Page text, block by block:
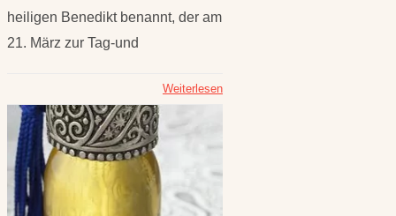
heiligen Benedikt benannt, der am
21. März zur Tag-und
Weiterlesen